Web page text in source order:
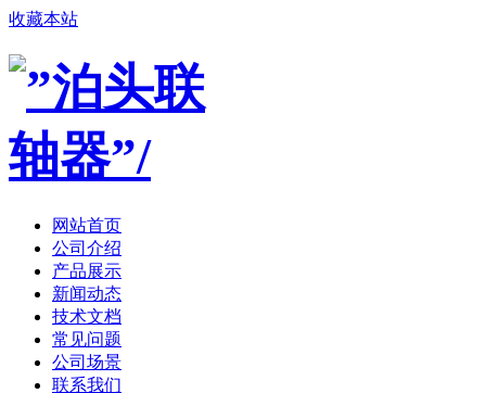
收藏本站
网站首页
公司介绍
产品展示
新闻动态
技术文档
常见问题
公司场景
联系我们